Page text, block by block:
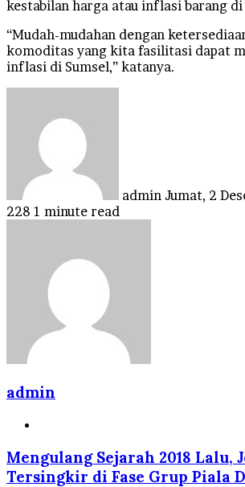
kestabilan harga atau inflasi barang di
“Mudah-mudahan dengan
komoditas yang kita fasilitasi dapat
inflasi di Sumsel,” katanya.
admin Jumat, 2
228 1 minute read
admin
Mengulang Sejarah 2018 Lalu,
Tersingkir di Fase Grup Piala